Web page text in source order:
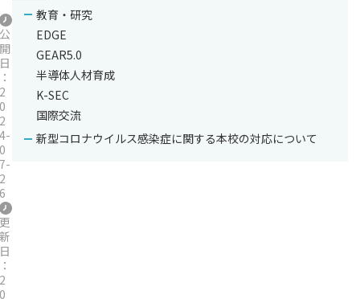
公
開
日
：
2
0
2
4-
0
7-
2
6
更
新
日
：
2
0
教育・研究
EDGE
GEAR5.0
半導体人材育成
K-SEC
国際交流
新型コロナウイルス感染症に関する本校の対応について